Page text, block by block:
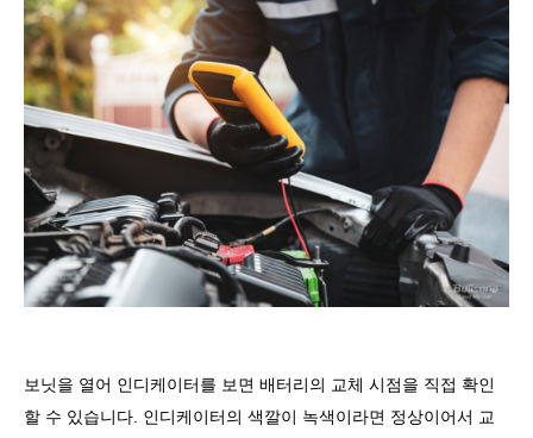
보닛을 열어 인디케이터를 보면 배터리의 교체 시점을 직접 확인
할 수 있습니다 인디케이터의 색깔이 녹색이라면 정상이어서 교